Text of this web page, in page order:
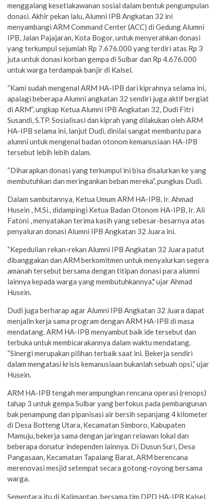
menggalang kesetiakawanan sosial dalam bentuk pengumpulan
donasi. Akhir pekan lalu, Alumni IPB Angkatan 32 ini
menyambangi ARM Command Center (ACC) di Gedung Alumni
IPB, Jalan Pajajaran, Kota Bogor, untuk menyerahkan donasi
yang terkumpul sejumlah Rp 7.676.000 yang terdiri atas Rp 3
juta untuk donasi korban gempa di Sulbar dan Rp 4.676.000
untuk warga terdampak banjir di Kalsel.
“Kami sudah mengenal ARM HA-IPB dari kiprahnya selama ini,
apalagi beberapa Alumni angkatan 32 sendiri juga aktif bergiat
di ARM”, ungkap Ketua Alumni IPB Angkatan 32, Dudi Fitri
Susandi, S.TP. Sosialisasi dan kiprah yang dilakukan oleh ARM
HA-IPB selama ini, lanjut Dudi, dinilai sangat membantu para
alumni untuk mengenal badan otonom kemanusiaan HA-IPB
tersebut lebih lebih dalam.
“Diharapkan donasi yang terkumpul ini bisa disalurkan ke yang
membutuhkan dan meringankan beban mereka”, pungkas Dudi.
Dalam sambutannya, Ketua Umum ARM HA-IPB, Ir. Ahmad
Husein , M.Si., didampingi Ketua Badan Otonom HA-IPB, Ir. Ali
Fatoni , menyatakan terima kasih yang sebesar-besarnya atas
penyaluran donasi Alumni IPB Angkatan 32 Juara ini.
“Kepedulian rekan-rekan Alumni IPB Angkatan 32 Juara patut
dibanggakan dan ARM berkomitmen untuk menyalurkan segera
amanah tersebut bersama dengan titipan donasi para alumni
lainnya kepada warga yang membutuhkannya," ujar Ahmad
Husein.
Dudi juga berharap agar Alumni IPB Angkatan 32 Juara dapat
menjalin kerja sama program dengan ARM HA-IPB di masa
mendatang. ARM HA-IPB menyambut baik ide tersebut dan
terbuka untuk membicarakannya dalam waktu mendatang.
“Sinergi merupakan pilihan terbaik saat ini. Bekerja sendiri
dalam mengatasi krisis kemanusiaan bukanlah sebuah opsi,” ujar
Husein.
ARM HA-IPB tengah merampungkan rencana operasi (renops)
tahap 3 untuk gempa Sulbar yang berfokus pada pembangunan
bak penampung dan pipanisasi air bersih sepanjang 4 kilometer
di Desa Botteng Utara, Kecamatan Simboro, Kabupaten
Mamuju, bekerja sama dengan jaringan relawan lokal dan
beberapa donatur independen lainnya. Di Dusun Suri, Desa
Pangasaan, Kecamatan Tapalang Barat, ARM berencana
merenovasi mesjid setempat secara gotong-royong bersama
warga.
Sementara itu di Kalimantan, bersama tim DPD HA-IPB Kalsel,